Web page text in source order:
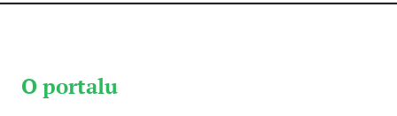
O portalu